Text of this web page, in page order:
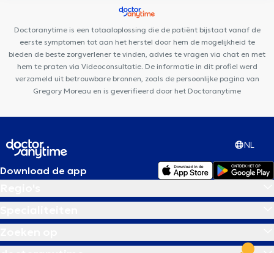
Doctoranytime is een totaaloplossing die de patiënt bijstaat vanaf de
eerste symptomen tot aan het herstel door hem de mogelijkheid te
bieden de beste zorgverlener te vinden, advies te vragen via chat en met
hem te praten via Videoconsultatie. De informatie in dit profiel werd
verzameld uit betrouwbare bronnen, zoals de persoonlijke pagina van
Gregory Moreau en is geverifieerd door het Doctoranytime
NL
Download de app